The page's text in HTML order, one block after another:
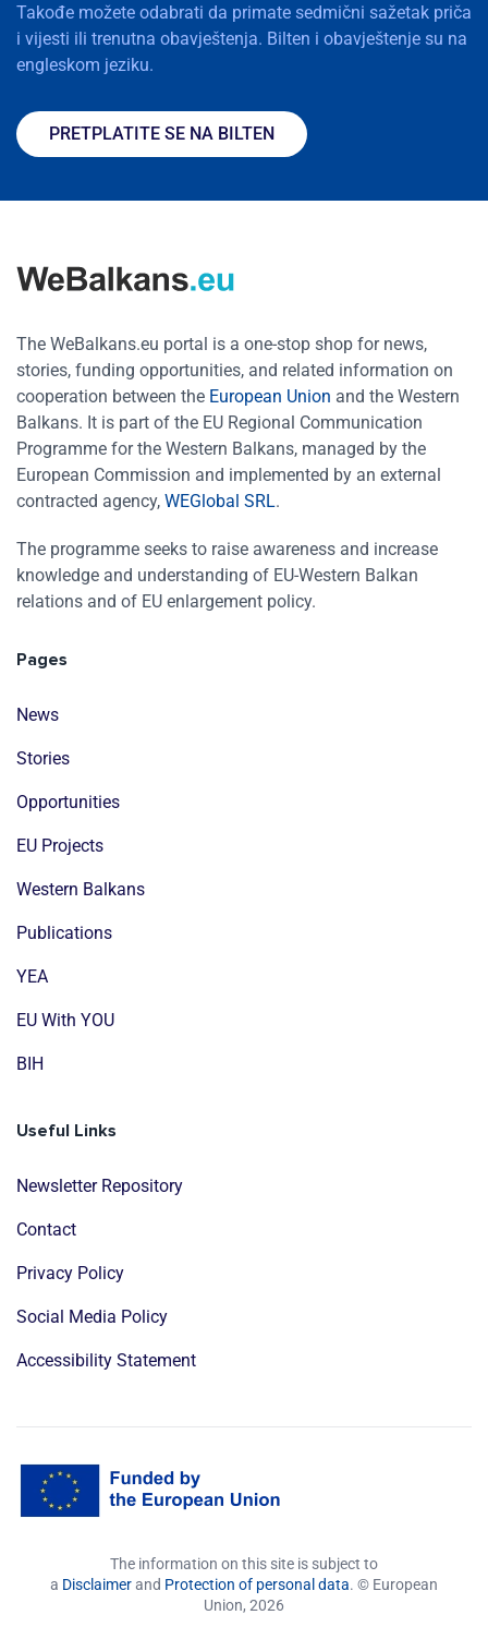
Takođe možete odabrati da primate sedmični sažetak priča
i vijesti ili trenutna obavještenja. Bilten i obavještenje su na
engleskom jeziku.
PRETPLATITE SE NA BILTEN
The WeBalkans.eu portal is a one-stop shop for news,
stories, funding opportunities, and related information on
cooperation between the European Union and the Western
Balkans. It is part of the EU Regional Communication
Programme for the Western Balkans, managed by the
European Commission and implemented by an external
contracted agency, WEGlobal SRL.
The programme seeks to raise awareness and increase
knowledge and understanding of EU-Western Balkan
relations and of EU enlargement policy.
Pages
News
Stories
Opportunities
EU Projects
Western Balkans
Publications
YEA
EU With YOU
BIH
Useful Links
Newsletter Repository
Contact
Privacy Policy
Social Media Policy
Accessibility Statement
The information on this site is subject to
a Disclaimerand Protection of personal data. © European
Union, 2026